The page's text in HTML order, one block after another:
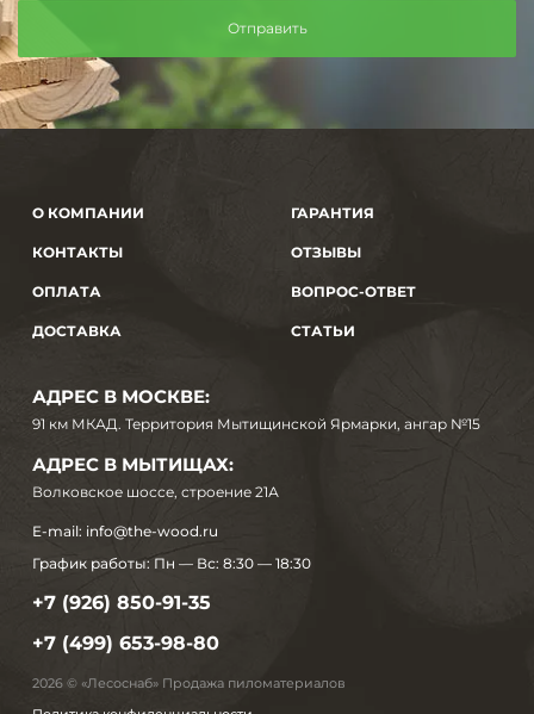
О КОМПАНИИ
КОНТАКТЫ
ОПЛАТА
ДОСТАВКА
ГАРАНТИЯ
ОТЗЫВЫ
ВОПРОС-ОТВЕТ
СТАТЬИ
АДРЕС В МОСКВЕ:
91 км МКАД. Территория Мытищинской Ярмарки, ангар №15
АДРЕС В МЫТИЩАХ:
Волковское шоссе, строение 21А
E-mail: info@the-wood.ru
График работы: Пн — Вс: 8:30 — 18:30
+7 (926) 850-91-35
+7 (499) 653-98-80
2026 © «Лесоснаб» Продажа пиломатериалов